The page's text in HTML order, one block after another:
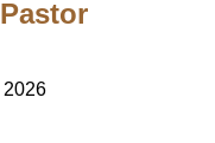
2026